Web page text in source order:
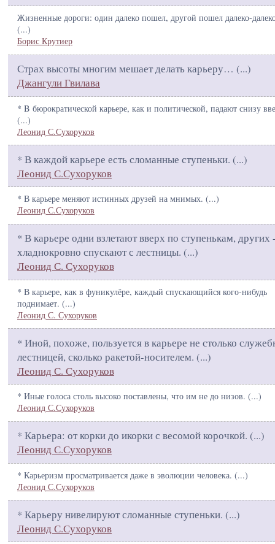
Жизненные дороги: один далеко пошел, другой пошел далеко-
(...)
Борис Крутиер
Страх высоты многим мешает делать карьеру… (...)
Джангули Гвилава
* B бюрократической карьере, как и политической, падают снизу
(...)
Леонид С.Сухоруков
* В каждой карьере есть сломанные ступеньки. (...)
Леонид С.Сухоруков
* В карьере меняют истинных друзей на мнимых. (...)
Леонид С.Сухоруков
* В карьере одни взлетают вверх по ступенькам, других
хладнокровно спускают с лестницы. (...)
Леонид С. Сухоруков
* В карьере, как в фуникулёре, каждый спускающийся кого-нибудь
поднимает. (...)
Леонид С. Сухоруков
* Иной, похоже, пользуется в карьере не столько
лестницей, сколько ракетой-носителем. (...)
Леонид С. Сухоруков
* Иные голоса столь высоко поставлены, что им не до низов. (...)
Леонид С.Сухоруков
* Карьера: от корки до икорки с весомой корочкой. (...)
Леонид С.Сухоруков
* Карьеризм просматривается даже в эволюции человека. (...)
Леонид С.Сухоруков
* Карьеру нивелируют сломанные ступеньки. (...)
Леонид С.Сухоруков